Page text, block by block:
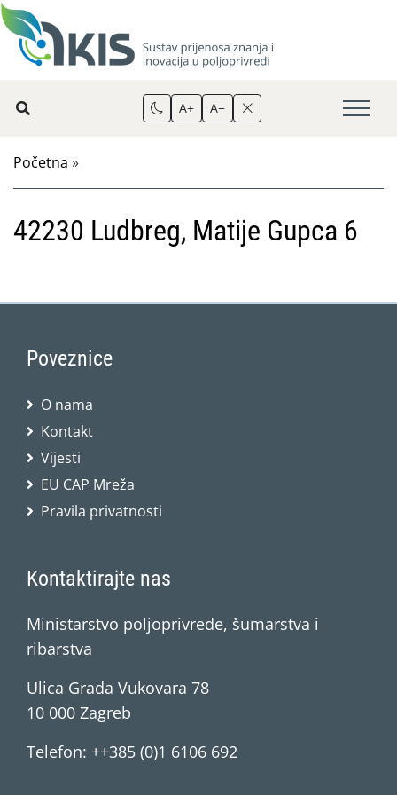
A+ A−
Početna »
42230 Ludbreg, Matije Gupca 6
Poveznice
O nama
Kontakt
Vijesti
EU CAP Mreža
Pravila privatnosti
Kontaktirajte nas
Ministarstvo poljoprivrede, šumarstva i
ribarstva
Ulica Grada Vukovara 78
10 000 Zagreb
Telefon: ++385 (0)1 6106 692